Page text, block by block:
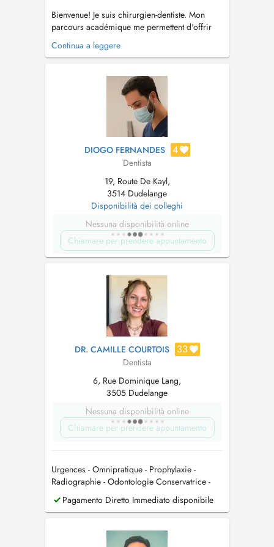
Bienvenue! Je suis chirurgien-dentiste. Mon
parcours académique me permettent d'offrir
des soins de haute qualité, alliant techniques
avancés et une approche personnalisée pour
patient. Mon objectif est de restaurer la
fonctionnalité et l'esthétiqu...
Continua a leggere
DIOGO FERNANDES 4
Dentista
19, Route De Kayl,
3514 Dudelange
Disponibilità dei colleghi
Nessuna disponibilità online
Chiamare per prendere appuntamento
DR. CAMILLE COURTOIS 33
Dentista
6, Rue Dominique Lang,
3505 Dudelange
Nessuna disponibilità online
Chiamare per prendere appuntamento
Urgences - Omnipratique - Prophylaxie -
Radiographie - Odontologie Conservatrice -
Endodontie - Parodontologie - Chirurgie Orale
- Pédodontie - Prothèse
Pagamento Diretto Immediato disponibile